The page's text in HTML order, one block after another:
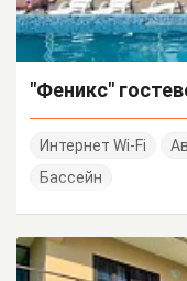
"Феникс"
Интернет Wi-Fi
Бассейн